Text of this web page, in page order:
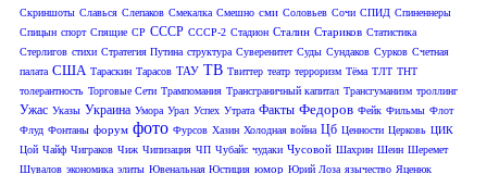
Скриншоты Славься Слепаков Смекалка Смешно сми Соловьев Сочи СПИД Спиненнеры
Спицын спорт Спящие СР СССР СССР-2 Стадион Сталин Стариков Статистика
Стерлигов стихи Стратегия Путина структура Суверенитет Суды Сундаков Сурков Счетная
палата США Тараскин Тарасов ТАУ ТВ Твиттер театр терроризм Тёма ТЛТ ТНТ
толерантность Торговые Сети Трампомания Трансграничный капитал Трансгуманизм троллинг
Ужас Указы Украина Умора Урал Успех Утрата Факты Федоров Фейк Фильмы Флот
Флуд Фонтаны форум фото Фурсов Хазин Холодная война Цб Ценности Церковь ЦИК
Цой Чайф Чиграков Чиж Чипизация ЧП Чубайс чудаки Чусовой Шахрин Шеин Шеремет
Шувалов экономика элиты Ювенальная Юстиция юмор Юрий Лоза язычество Яценюк